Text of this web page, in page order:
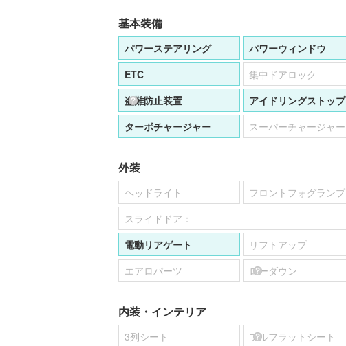
基本装備
パワーステアリング パワーウィンドウ
ETC
集中ドアロック
盗難防止装置
アイドリングストップ
ターボチャージャー
スーパーチャージャー
外装
ヘッドライト フロントフォグランプ
スライドドア： -
電動リアゲート
リフトアップ
エアロパーツ
ローダウン
内装・インテリア
3列シート フルフラットシート